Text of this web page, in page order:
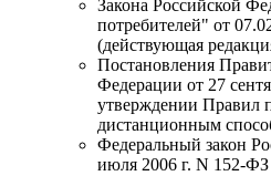
Закона Российской
потребителей" от
(действующая
Постановления
Федерации от 27
утверждении Правил
дистанционным
Федеральный закон
июля 2006 г. N 152-